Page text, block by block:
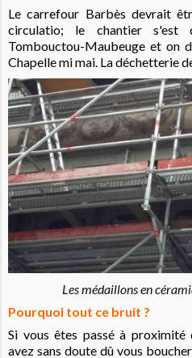
Le carrefour Barbès devrait
circulatio; le chantier s'est
Tombouctou-Maubeuge et on
Chapelle mi mai. La déchetterie
Les médaillons en
Pourquoi tout ce bruit ?
Si vous êtes passé à proximité
avez sans doute dû vous